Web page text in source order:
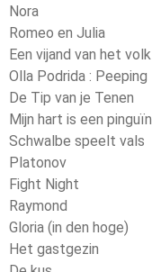
Nora
Romeo en Julia
Een vijand van het volk
Olla Podrida : Peeping
De Tip van je Tenen
Mijn hart is een pinguïn
Schwalbe speelt vals
Platonov
Fight Night
Raymond
Gloria (in den hoge)
Het gastgezin